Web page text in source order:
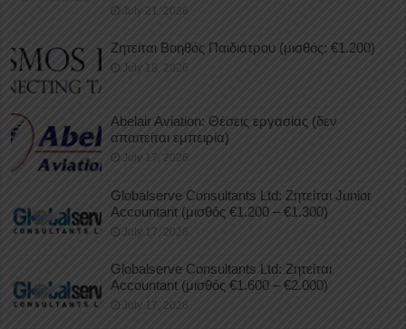
July 21, 2026
Ζητείται Βοηθός Παιδιάτρου (μισθός: €1.200)
July 18, 2026
Abelair Aviation: Θέσεις εργασίας (δεν
απαιτείται εμπειρία)
July 17, 2026
Globalserve Consultants Ltd: Ζητείται Junior
Accountant (μισθός €1.200 – €1.300)
July 17, 2026
Globalserve Consultants Ltd: Ζητείται
Accountant (μισθός €1.600 – €2.000)
July 17, 2026